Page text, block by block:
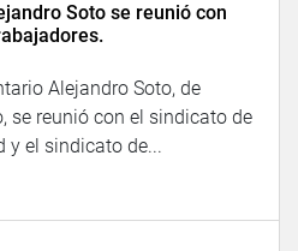
Soto se reunió con
Alejandro Soto, de
se reunió con el sindicato de
y el sindicato de...